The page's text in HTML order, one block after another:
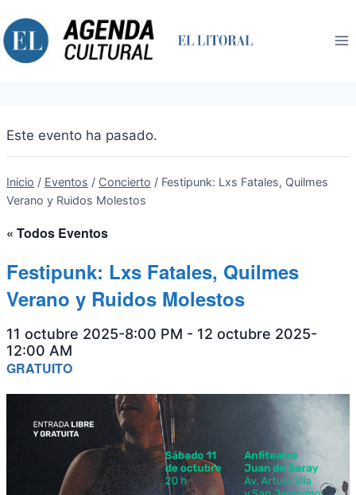
al
contenido
Este evento ha pasado.
Inicio / Eventos / Concierto / Festipunk: Lxs Fatales, Quilmes
Verano y Ruidos Molestos
« Todos Eventos
Festipunk: Lxs Fatales, Quilmes
Verano y Ruidos Molestos
11 octubre 2025-8:00 PM - 12 octubre 2025-
12:00 AM
GRATUITO